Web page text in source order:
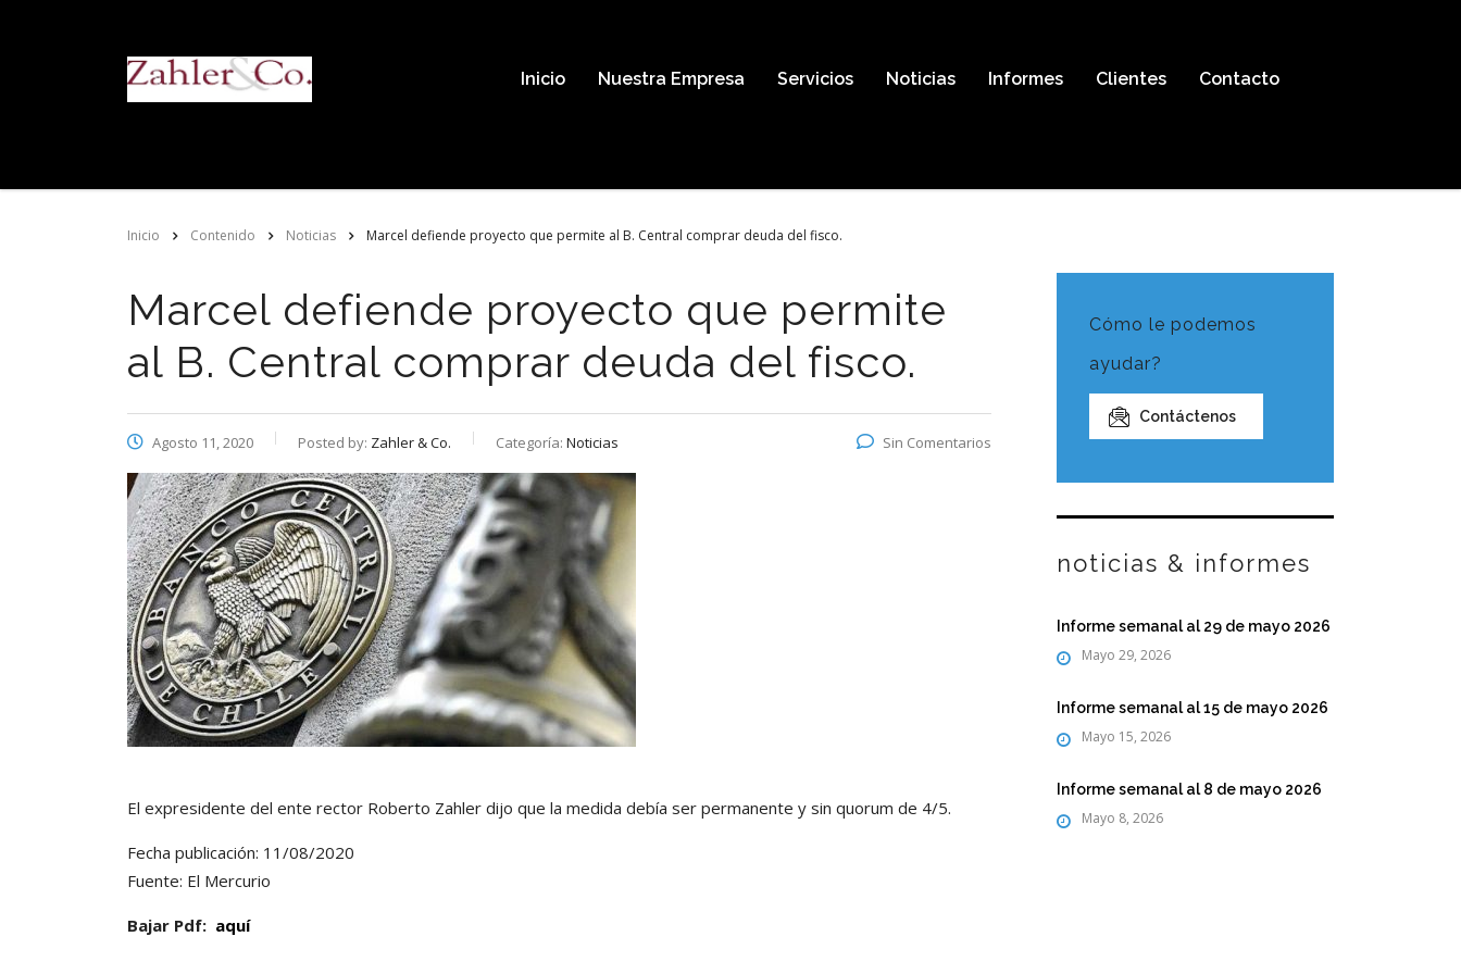
Inicio Nuestra Empresa Servicios Noticias Informes Clientes Contacto
Inicio Contenido Noticias Marcel defiende proyecto que permite al B. Central comprar deuda del fisco.
Marcel defiende proyecto que permite
al B. Central comprar deuda del fisco.
Agosto 11, 2020 Posted by: Zahler & Co. Categoría: Noticias Sin Comentarios
El expresidente del ente rector Roberto Zahler dijo que la medida debía ser permanente y sin quorum de 4/5.
Fecha publicación: 11/08/2020
Fuente: El Mercurio
Bajar Pdf: aquí
Cómo le podemos
ayudar?
Contáctenos
noticias & informes
Informe semanal al 29 de mayo 2026
Mayo 29, 2026
Informe semanal al 15 de mayo 2026
Mayo 15, 2026
Informe semanal al 8 de mayo 2026
Mayo 8, 2026